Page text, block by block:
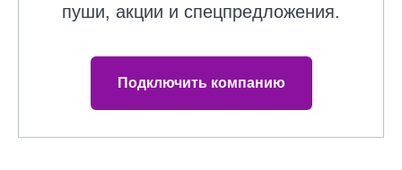
пуши, акции и спецпредложения.
Подключить компанию